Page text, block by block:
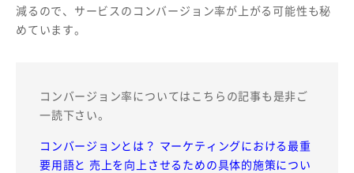
減るので、サービスのコンバージョン率が上がる可能性も秘
めています。
コンバージョン率についてはこちらの記事も是非ご
一読下さい。
コンバージョンとは？ マーケティングにおける最重
要用語と 売上を向上させるための具体的施策につい